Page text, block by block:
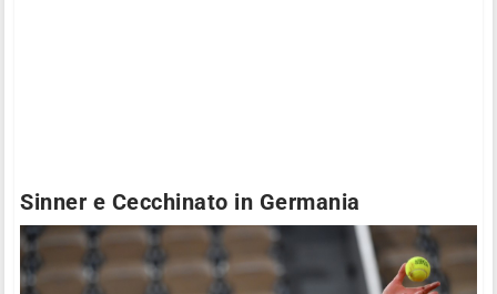
Sinner e Cecchinato in Germania